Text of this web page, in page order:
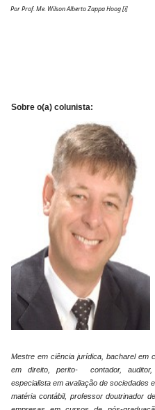
Por Prof. Me. Wilson Alberto Zappa Hoog[i]
Sobre o(a) colunista:
Mestre em ciência jurídica, bacharel em
em direito, perito- contador, auditor,
especialista em avaliação de sociedades
matéria contábil, professor doutrinador